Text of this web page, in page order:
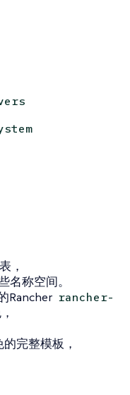
，
名称空间。
Rancher rancher-
完整模板，